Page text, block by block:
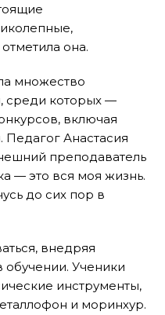
она.
множество
среди которых —
включая
Анастасия
преподаватель
— это вся моя жизнь.
до сих пор в
внедряя
Ученики
инструменты,
и моринхур.